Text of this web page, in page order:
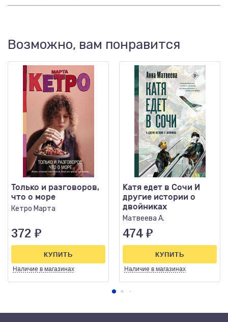
Возможно, вам понравится
Только и разговоров,
что о море
Кетро Марта
372 ₽
Наличие в магазинах
КУПИТЬ
Катя едет в Сочи И
другие истории о
двойниках
Матвеева А.
474 ₽
Наличие в магазинах
КУПИТЬ